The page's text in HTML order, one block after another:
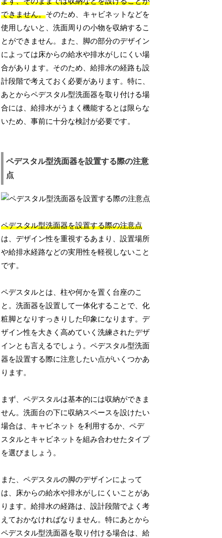
できません。そのため、キャビネットなどを
使用しないと、洗面周りの小物を収納するこ
とができません。また、脚の部分のデザイン
によっては床からの給水や排水がしにくい場
合があります。そのため、給排水の経路も設
計段階で考えておく必要があります。特に、
あとからペデスタル型洗面器を取り付ける場
合には、給排水がうまく機能するとは限らな
いため、事前に十分な検討が必要です。
ペデスタル型洗面器を設置する際の注意
点
ペデスタル型洗面器を設置する際の注意点
は、デザイン性を重視するあまり、設置場所
や給排水経路などの実用性を軽視しないこと
です。
ペデスタルとは、柱や何かを置く台座のこ
と。洗面器を設置して一体化することで、化
粧脚となりすっきりした印象になります。デ
ザイン性を大きく高めていく洗練されたデザ
インとも言えるでしょう。ペデスタル型洗面
器を設置する際に注意したい点がいくつかあ
ります。
まず、ペデスタルは基本的には収納ができま
せん。洗面台の下に収納スペースを設けたい
場合は、キャビネット を利用するか、ペデ
スタルとキャビネットを組み合わせたタイプ
を選びましょう。
また、ペデスタルの脚のデザインによって
は、床からの給水や排水がしにくいことがあ
ります。給排水の経路は、設計段階でよく考
えておかなければなりません。特にあとから
ペデスタル型洗面器を取り付ける場合は、給